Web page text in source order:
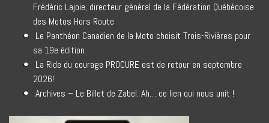
Frédéric Lajoie, directeur général de la Fédération Québécoise
des Motos Hors Route
Le Panthéon Canadien de la Moto choisit Trois-Rivières pour
sa 19e édition
La Ride du courage PROCURE est de retour en septembre
2026!
Archives – Le Billet de Zabel. Ah… ce lien qui nous unit !